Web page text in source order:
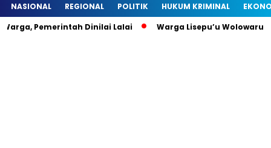
NASIONAL REGIONAL POLITIK HUKUM KRIMINAL
Pemerintah Dinilai Lalai
Warga Lisepu’u Wolowaru